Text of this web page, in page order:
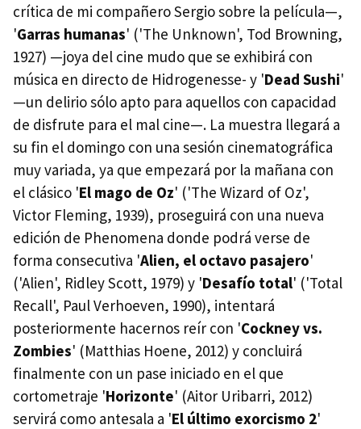
crítica de mi compañero Sergio sobre la película—,
'Garras humanas' ('The Unknown', Tod Browning,
1927) —joya del cine mudo que se exhibirá con
música en directo de Hidrogenesse- y 'Dead Sushi'
—un delirio sólo apto para aquellos con capacidad
de disfrute para el mal cine—. La muestra llegará a
su fin el domingo con una sesión cinematográfica
muy variada, ya que empezará por la mañana con
el clásico 'El mago de Oz' ('The Wizard of Oz',
Victor Fleming, 1939), proseguirá con una nueva
edición de Phenomena donde podrá verse de
forma consecutiva 'Alien, el octavo pasajero'
('Alien', Ridley Scott, 1979) y 'Desafío total' ('Total
Recall', Paul Verhoeven, 1990), intentará
posteriormente hacernos reír con 'Cockney vs.
Zombies' (Matthias Hoene, 2012) y concluirá
finalmente con un pase iniciado en el que
cortometraje 'Horizonte' (Aitor Uribarri, 2012)
servirá como antesala a 'El último exorcismo 2'